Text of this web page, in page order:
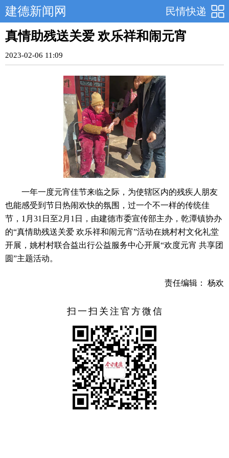
民情快递
建德新闻网
真情助残送关爱 欢乐祥和闹元宵
2023-02-06 11:09
一年一度元宵佳节来临之际，为使辖区内的残疾人朋友
也能感受到节日热闹欢快的氛围，过一个不一样的传统佳
节，1月31日至2月1日，由建德市委宣传部主办，乾潭镇协办
的“真情助残送关爱 欢乐祥和闹元宵”活动在姚村村文化礼堂
开展，姚村村联合益出行公益服务中心开展“欢度元宵 共享团
圆”主题活动。
责任编辑： 杨欢
扫一扫关注官方微信